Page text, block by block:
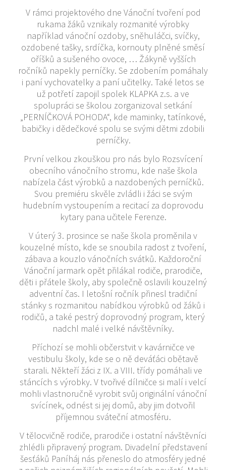
V rámci projektového dne Vánoční tvoření pod
rukama žáků vznikaly rozmanité výrobky
například vánoční ozdoby, sněhuláčci, svíčky,
ozdobené tašky, srdíčka, kornouty plněné směsí
oříšků a sušeného ovoce, … Žákyně vyšších
ročníků napekly perníčky. Se zdobením pomáhaly
i paní vychovatelky a paní učitelky. Také letos se
už potřetí zapojil spolek KLAPKA z.s. a ve
spolupráci se školou zorganizoval setkání
„PERNÍČKOVÁ POHODA“, kde maminky, tatínkové,
babičky i dědečkové spolu se svými dětmi zdobili
perníčky.
První velkou zkouškou pro nás bylo Rozsvícení
obecního vánočního stromu, kde naše škola
nabízela část výrobků a nazdobených perníčků.
Svou premiéru skvěle zvládli i žáci se svým
hudebním vystoupením a recitací za doprovodu
kytary pana učitele Ferenze.
V úterý 3. prosince se naše škola proměnila v
kouzelné místo, kde se snoubila radost z tvoření,
zábava a kouzlo vánočních svátků. Každoroční
Vánoční jarmark opět přilákal rodiče, prarodiče,
děti i přátele školy, aby společně oslavili kouzelný
adventní čas. I letošní ročník přinesl tradiční
stánky s rozmanitou nabídkou výrobků od žáků i
rodičů, a také pestrý doprovodný program, který
nadchl malé i velké návštěvníky.
Příchozí se mohli občerstvit v kavárničce ve
vestibulu školy, kde se o ně deváťáci obětavě
starali. Někteří žáci z IX. a VIII. třídy pomáhali ve
stáncích s výrobky. V tvořivé dílničce si malí i velcí
mohli vlastnoručně vyrobit svůj originální vánoční
svícínek, odnést si jej domů, aby jim dotvořil
příjemnou sváteční atmosféru.
V tělocvičně rodiče, prarodiče i ostatní návštěvníci
zhlédli připravený program. Divadelní představení
šesťáků Paníháj nás přeneslo do atmosféry jedné